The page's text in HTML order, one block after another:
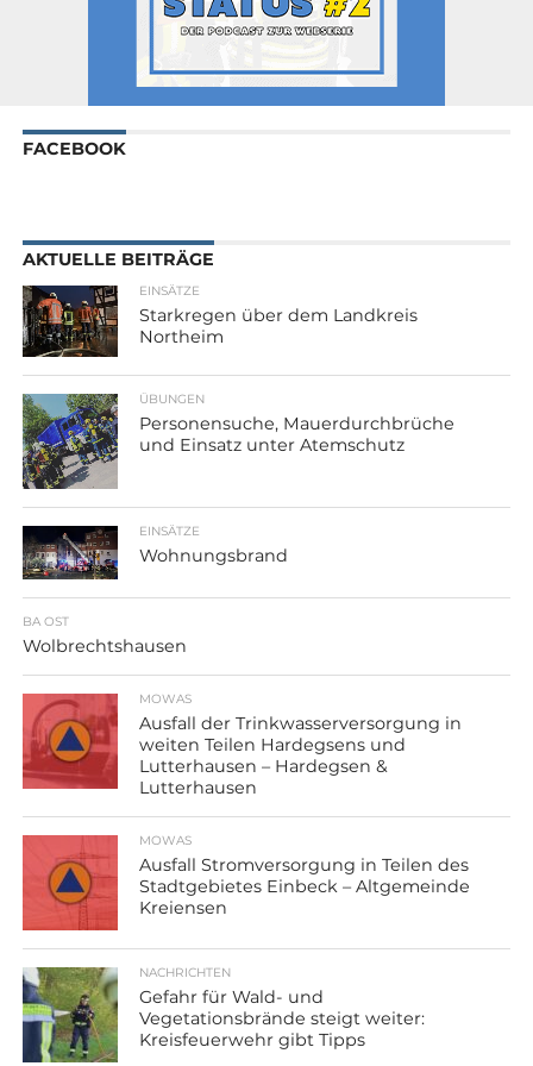
FACEBOOK
AKTUELLE BEITRÄGE
EINSÄTZE
Starkregen über dem Landkreis
Northeim
ÜBUNGEN
Personensuche, Mauerdurchbrüche
und Einsatz unter Atemschutz
EINSÄTZE
Wohnungsbrand
BA OST
Wolbrechtshausen
MOWAS
Ausfall der Trinkwasserversorgung in
weiten Teilen Hardegsens und
Lutterhausen – Hardegsen &
Lutterhausen
MOWAS
Ausfall Stromversorgung in Teilen des
Stadtgebietes Einbeck – Altgemeinde
Kreiensen
NACHRICHTEN
Gefahr für Wald- und
Vegetationsbrände steigt weiter:
Kreisfeuerwehr gibt Tipps